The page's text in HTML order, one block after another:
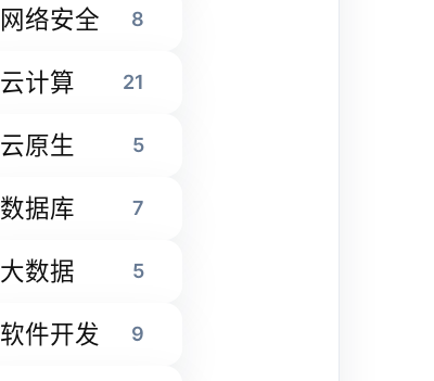
网络安全 8
云计算 21
云原生 5
数据库 7
大数据 5
软件开发 9